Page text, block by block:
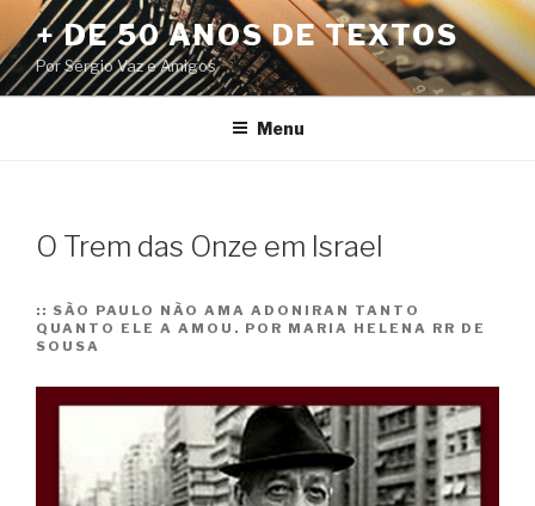
Pular
para
o
conteúdo
+ DE 50 ANOS DE TEXTOS
Por Sérgio Vaz e Amigos
Menu
O Trem das Onze em Israel
:: SÃO PAULO NÃO AMA ADONIRAN TANTO
QUANTO ELE A AMOU. POR MARIA HELENA RR DE
SOUSA